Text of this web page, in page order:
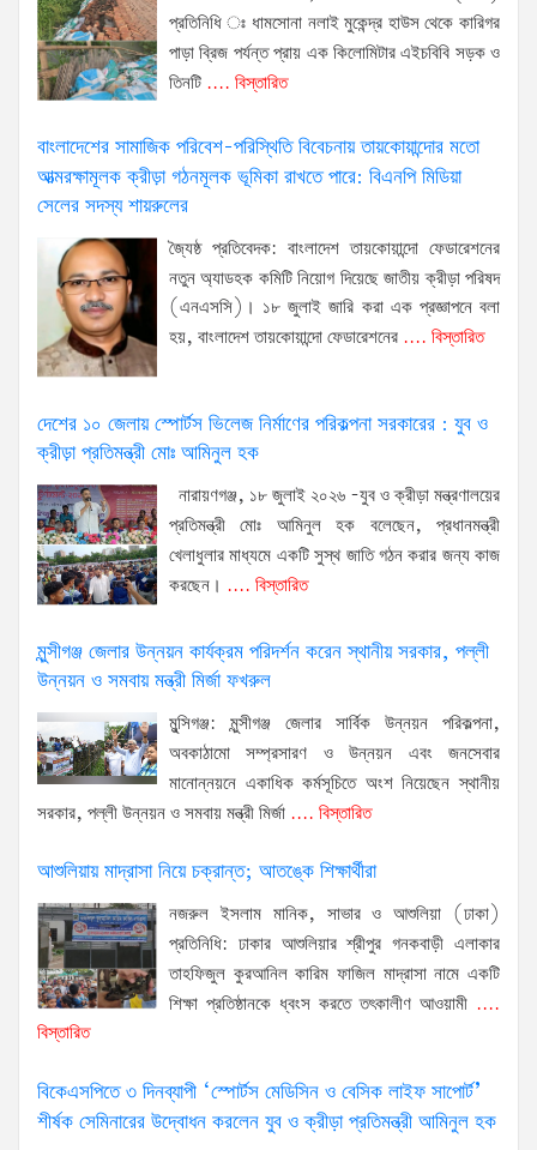
প্রতিনিধি ঃ ধামসোনা নলাই মুকেন্দ্র হাউস থেকে কারিগর
পাড়া ব্রিজ পর্যন্ত প্রায় এক কিলোমিটার এইচবিবি সড়ক ও
তিনটি .... বিস্তারিত
বাংলাদেশের সামাজিক পরিবেশ-পরিস্থিতি বিবেচনায় তায়কোয়ান্দোর মতো
আত্মরক্ষামূলক ক্রীড়া গঠনমূলক ভূমিকা রাখতে পারে: বিএনপি মিডিয়া
সেলের সদস্য শায়রুলের
জ্যৈষ্ঠ প্রতিবেদক: বাংলাদেশ তায়কোয়ান্দো ফেডারেশনের
নতুন অ্যাডহক কমিটি নিয়োগ দিয়েছে জাতীয় ক্রীড়া পরিষদ
(এনএসসি)। ১৮ জুলাই জারি করা এক প্রজ্ঞাপনে বলা
হয়, বাংলাদেশ তায়কোয়ান্দো ফেডারেশনের .... বিস্তারিত
দেশের ১০ জেলায় স্পোর্টস ভিলেজ নির্মাণের পরিকল্পনা সরকারের : যুব ও
ক্রীড়া প্রতিমন্ত্রী মোঃ আমিনুল হক
নারায়ণগঞ্জ, ১৮ জুলাই ২০২৬ -যুব ও ক্রীড়া মন্ত্রণালয়ের
প্রতিমন্ত্রী মোঃ আমিনুল হক বলেছেন, প্রধানমন্ত্রী
খেলাধুলার মাধ্যমে একটি সুস্থ জাতি গঠন করার জন্য কাজ
করছেন। .... বিস্তারিত
মুন্সীগঞ্জ জেলার উন্নয়ন কার্যক্রম পরিদর্শন করেন স্থানীয় সরকার, পল্লী
উন্নয়ন ও সমবায় মন্ত্রী মির্জা ফখরুল
মুন্সিগঞ্জ: মুন্সীগঞ্জ জেলার সার্বিক উন্নয়ন পরিকল্পনা,
অবকাঠামো সম্প্রসারণ ও উন্নয়ন এবং জনসেবার
মানোন্নয়নে একাধিক কর্মসূচিতে অংশ নিয়েছেন স্থানীয়
সরকার, পল্লী উন্নয়ন ও সমবায় মন্ত্রী মির্জা .... বিস্তারিত
আশুলিয়ায় মাদ্রাসা নিয়ে চক্রান্ত; আতঙ্কে শিক্ষার্থীরা
নজরুল ইসলাম মানিক, সাভার ও আশুলিয়া (ঢাকা)
প্রতিনিধি: ঢাকার আশুলিয়ার শ্রীপুর গনকবাড়ী এলাকার
তাহফিজুল কুরআনিল কারিম ফাজিল মাদ্রাসা নামে একটি
শিক্ষা প্রতিষ্ঠানকে ধ্বংস করতে তৎকালীণ আওয়ামী ....
বিস্তারিত
বিকেএসপিতে ৩ দিনব্যাপী ‘স্পোর্টস মেডিসিন ও বেসিক লাইফ সাপোর্ট’
শীর্ষক সেমিনারের উদ্বোধন করলেন যুব ও ক্রীড়া প্রতিমন্ত্রী আমিনুল হক